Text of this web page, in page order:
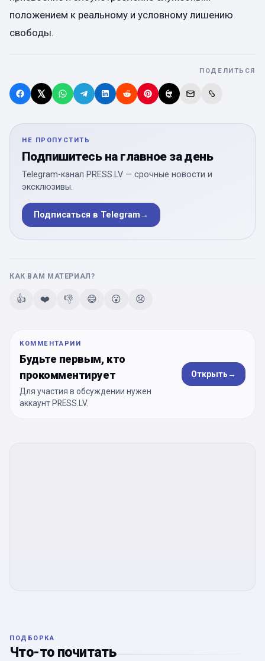
положением к реальному и условному лишению
свободы.
ПОДЕЛИТЬСЯ
НЕ ПРОПУСТИТЬ
Подпишитесь на главное за день
Telegram-канал PRESS.LV — срочные новости и
эксклюзивы.
Подписаться в Telegram→
КАК ВАМ МАТЕРИАЛ?
👍 ❤️ 👎 😄 😮 😢
КОММЕНТАРИИ
Будьте первым, кто
прокомментирует
Для участия в обсуждении нужен
аккаунт PRESS.LV.
Открыть→
ПОДБОРКА
Что-то почитать